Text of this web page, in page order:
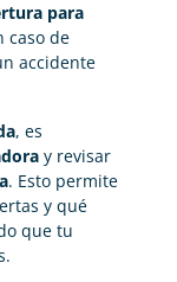
para
caso de
accidente
, es
y revisar
. Esto permite
y qué
que tu